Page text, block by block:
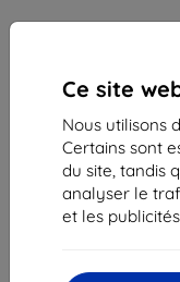
Ce site
Nous utilisons
Certains sont
du site, tandis
analyser le
et les
Shield-Sk s.r.o.
Ulica Rudolfa Mocka
841 04 Bratislava
Numéro